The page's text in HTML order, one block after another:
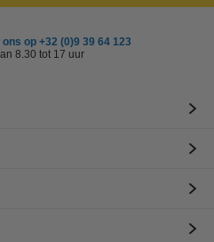
op +32 (0)9 39 64 123
8.30 tot 17 uur